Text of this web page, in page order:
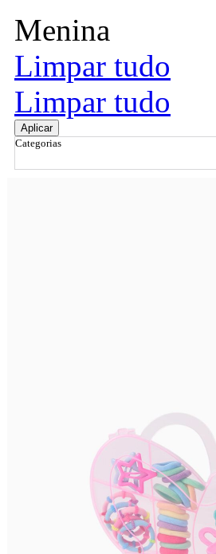
Menina
Limpar tudo
Limpar tudo
Aplicar
Categorias